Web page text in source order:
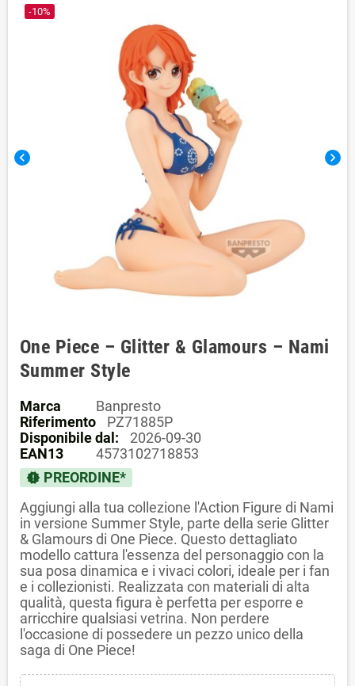
chevron_left chevron_right
-10%
One Piece – Glitter & Glamours – Nami
Summer Style
Marca
Banpresto
Riferimento
PZ71885P
Disponibile dal:
2026-09-30
EAN13
4573102718853
new_releases PREORDINE*
Aggiungi alla tua collezione l'Action Figure di Nami
in versione Summer Style, parte della serie Glitter
& Glamours di One Piece. Questo dettagliato
modello cattura l'essenza del personaggio con la
sua posa dinamica e i vivaci colori, ideale per i fan
e i collezionisti. Realizzata con materiali di alta
qualità, questa figura è perfetta per esporre e
arricchire qualsiasi vetrina. Non perdere
l'occasione di possedere un pezzo unico della
saga di One Piece!